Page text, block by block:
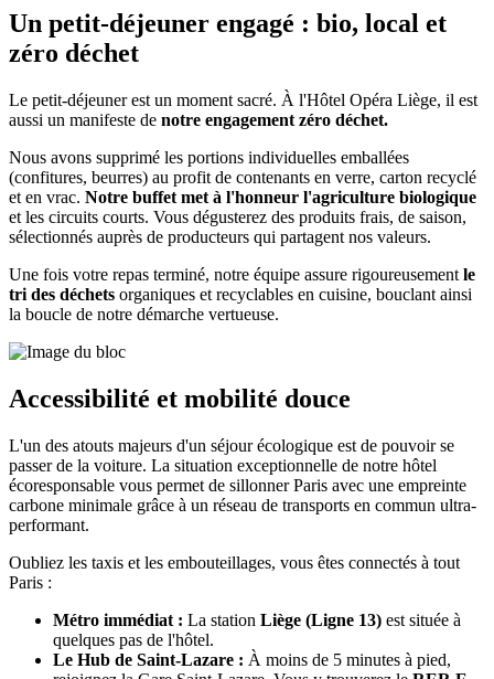
Un petit-déjeuner engagé : bio, local et
zéro déchet
Le petit-déjeuner est un moment sacré. À l'Hôtel Opéra Liège, il est
aussi un manifeste de notre engagement zéro déchet.
Nous avons supprimé les portions individuelles emballées
(confitures, beurres) au profit de contenants en verre, carton recyclé
et en vrac. Notre buffet met à l'honneur l'agriculture biologique
et les circuits courts. Vous dégusterez des produits frais, de saison,
sélectionnés auprès de producteurs qui partagent nos valeurs.
Une fois votre repas terminé, notre équipe assure rigoureusement le
tri des déchets organiques et recyclables en cuisine, bouclant ainsi
la boucle de notre démarche vertueuse.
Accessibilité et mobilité douce
L'un des atouts majeurs d'un séjour écologique est de pouvoir se
passer de la voiture. La situation exceptionnelle de notre hôtel
écoresponsable vous permet de sillonner Paris avec une empreinte
carbone minimale grâce à un réseau de transports en commun ultra-
performant.
Oubliez les taxis et les embouteillages, vous êtes connectés à tout
Paris :
Métro immédiat : La station Liège (Ligne 13) est située à
quelques pas de l'hôtel.
Le Hub de Saint-Lazare : À moins de 5 minutes à pied,